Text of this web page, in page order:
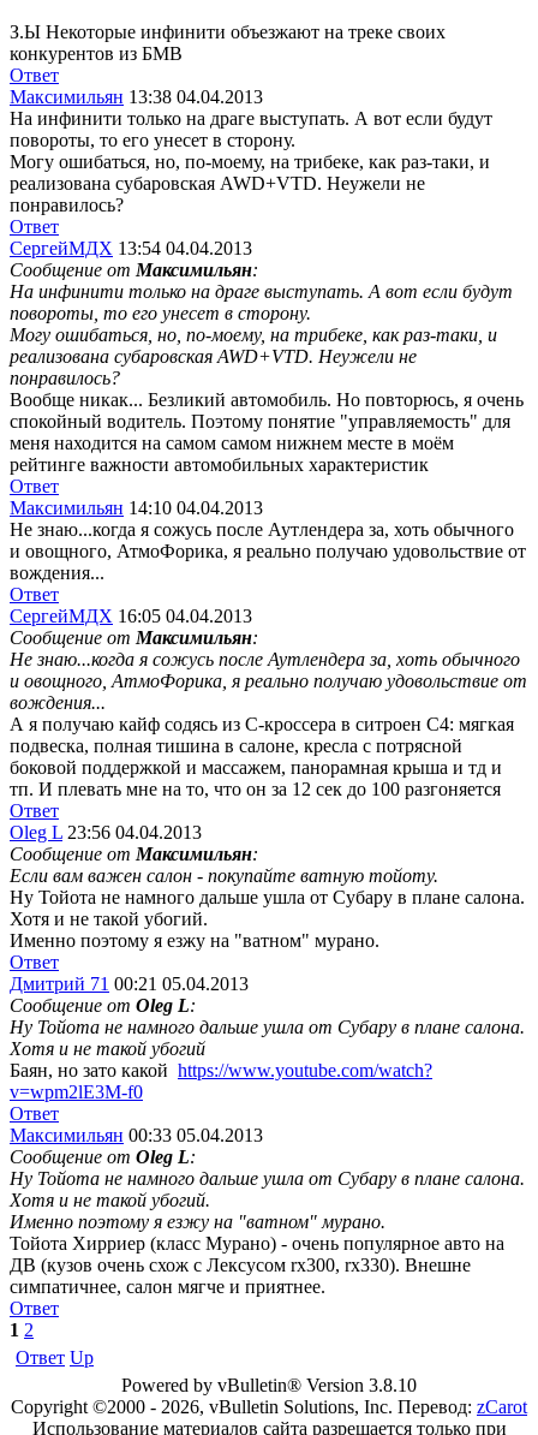
З.Ы Некоторые инфинити объезжают на треке своих
конкурентов из БМВ
Ответ
Максимильян 13:38 04.04.2013
На инфинити только на драге выступать. А вот если будут
повороты, то его унесет в сторону.
Могу ошибаться, но, по-моему, на трибеке, как раз-таки, и
реализована субаровская AWD+VTD. Неужели не
понравилось?
Ответ
СергейМДХ 13:54 04.04.2013
Сообщение от Максимильян:
На инфинити только на драге выступать. А вот если будут
повороты, то его унесет в сторону.
Могу ошибаться, но, по-моему, на трибеке, как раз-таки, и
реализована субаровская AWD+VTD. Неужели не
понравилось?
Вообще никак... Безликий автомобиль. Но повторюсь, я очень
спокойный водитель. Поэтому понятие "управляемость" для
меня находится на самом самом нижнем месте в моём
рейтинге важности автомобильных характеристик
Ответ
Максимильян 14:10 04.04.2013
Не знаю...когда я сожусь после Аутлендера за, хоть обычного
и овощного, АтмоФорика, я реально получаю удовольствие от
вождения...
Ответ
СергейМДХ 16:05 04.04.2013
Сообщение от Максимильян:
Не знаю...когда я сожусь после Аутлендера за, хоть обычного
и овощного, АтмоФорика, я реально получаю удовольствие от
вождения...
А я получаю кайф содясь из С-кроссера в ситроен С4: мягкая
подвеска, полная тишина в салоне, кресла с потрясной
боковой поддержкой и массажем, панорамная крыша и тд и
тп. И плевать мне на то, что он за 12 сек до 100 разгоняется
Ответ
Oleg L 23:56 04.04.2013
Сообщение от Максимильян:
Если вам важен салон - покупайте ватную тойоту.
Ну Тойота не намного дальше ушла от Субару в плане салона.
Хотя и не такой убогий.
Именно поэтому я езжу на "ватном" мурано.
Ответ
Дмитрий 71 00:21 05.04.2013
Сообщение от Oleg L:
Ну Тойота не намного дальше ушла от Субару в плане салона.
Хотя и не такой убогий
Баян, но зато какой https://www.youtube.com/watch?
v=wpm2lE3M-f0
Ответ
Максимильян 00:33 05.04.2013
Сообщение от Oleg L:
Ну Тойота не намного дальше ушла от Субару в плане салона.
Хотя и не такой убогий.
Именно поэтому я езжу на "ватном" мурано.
Тойота Хирриер (класс Мурано) - очень популярное авто на
ДВ (кузов очень схож с Лексусом rx300, rx330). Внешне
симпатичнее, салон мягче и приятнее.
Ответ
1 2
Ответ Up
Powered by vBulletin® Version 3.8.10
Copyright ©2000 - 2026, vBulletin Solutions, Inc. Перевод: zCarot
Использование материалов сайта разрешается только при